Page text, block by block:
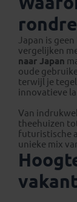
Japan is
vergelijken
naar Japan
oude
terwijl je
innovatieve
Van
theehuizen
futuristische
unieke mix